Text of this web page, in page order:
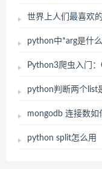
世界上人们最喜欢的数
python中*arg是什么
Python3爬虫入门
python判断两个list
mongodb 连接数如
python split怎么用